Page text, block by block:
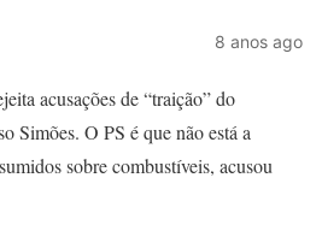
8 anos ago
acusações de “traição” do
Simões. O PS é que não está a
sobre combustíveis, acusou